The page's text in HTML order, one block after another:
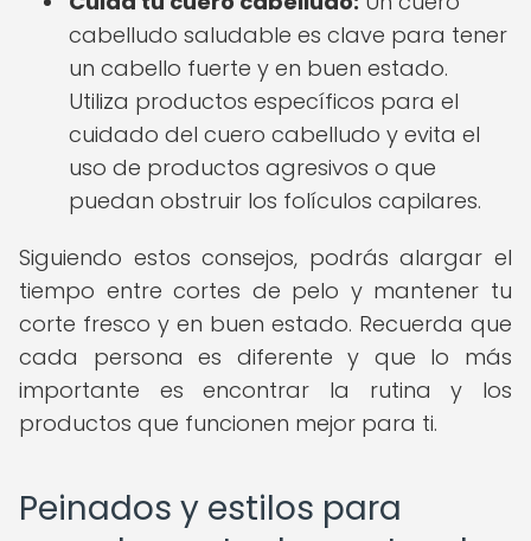
cabelludo saludable es clave para tener
un cabello fuerte y en buen estado.
Utiliza productos específicos para el
cuidado del cuero cabelludo y evita el
uso de productos agresivos o que
puedan obstruir los folículos capilares.
Siguiendo estos consejos, podrás alargar el
tiempo entre cortes de pelo y mantener tu
corte fresco y en buen estado. Recuerda que
cada persona es diferente y que lo más
importante es encontrar la rutina y los
productos que funcionen mejor para ti.
Peinados y estilos para